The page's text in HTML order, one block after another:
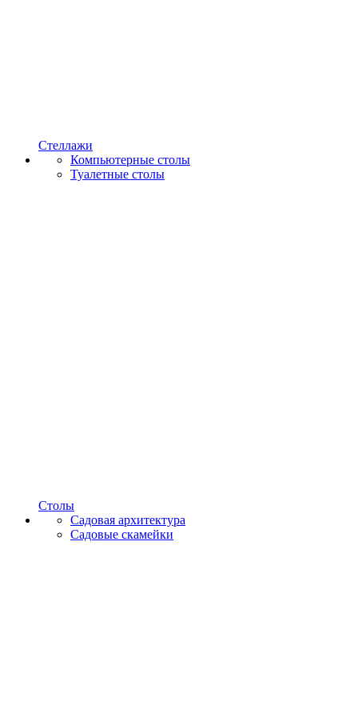
Стеллажи
Компьютерные столы
Туалетные столы
Столы
Садовая архитектура
Садовые скамейки